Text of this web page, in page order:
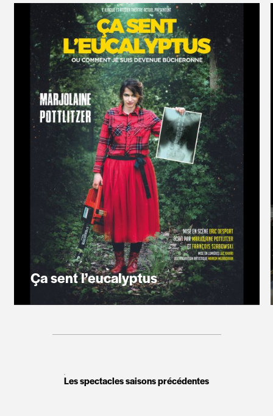
Ça sent l’eucalyptus
Un jour, Marjolaine pique-nique quand soudain
crac boum ah un arbre lui tombe dessus… Si t’as
Les spectacles saisons précédentes